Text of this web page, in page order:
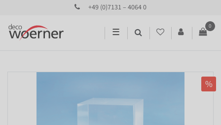
+49 (0)7131 – 4064 0
☰
0
%